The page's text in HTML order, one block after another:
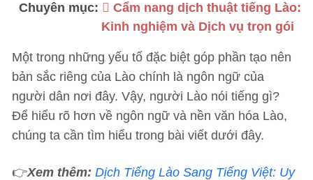
Chuyên mục:
Cẩm nang dịch thuật tiếng Lào:
Kinh nghiệm và Dịch vụ trọn gói
Một trong những yếu tố đặc biệt góp phần tạo nên
bản sắc riêng của Lào chính là ngôn ngữ của
người dân nơi đây. Vậy, người Lào nói tiếng gì?
Để hiểu rõ hơn về ngôn ngữ và nền văn hóa Lào,
chúng ta cần tìm hiểu trong bài viết dưới đây.
👉Xem thêm: Dịch Tiếng Lào Sang Tiếng Việt: Uy